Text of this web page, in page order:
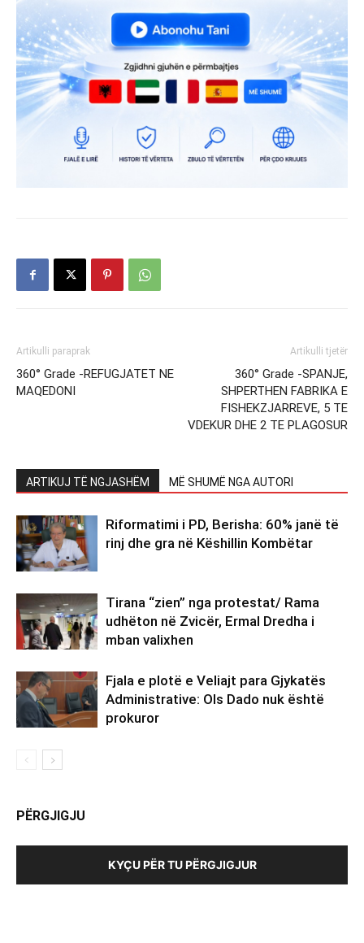
Artikulli paraprak
360° Grade -REFUGJATET NE
MAQEDONI
Artikulli tjetër
360° Grade -SPANJE,
SHPERTHEN FABRIKA E
FISHEKZJARREVE, 5 TE
VDEKUR DHE 2 TE PLAGOSUR
ARTIKUJ TË NGJASHËM MË SHUMË NGA AUTORI
Riformatimi i PD, Berisha: 60% janë të
rinj dhe gra në Këshillin Kombëtar
Tirana “zien” nga protestat/ Rama
udhëton në Zvicër, Ermal Dredha i
mban valixhen
Fjala e plotë e Veliajt para Gjykatës
Administrative: Ols Dado nuk është
prokuror
PËRGJIGJU
KYÇU PËR TU PËRGJIGJUR